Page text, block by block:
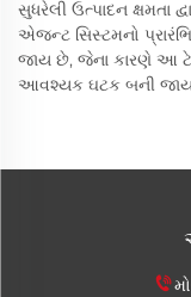
સુધરેલી ઉત્પાદન ક્ષમતા
એજન્ટ સિસ્ટમનો
જાય છે, જેના કારણે આ
આવશ્યક ઘટક બની